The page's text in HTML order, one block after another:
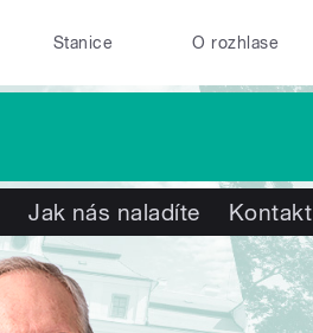
Stanice O rozhlase
Jak nás naladíte Kontakt